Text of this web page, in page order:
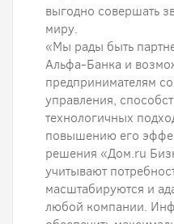
выгодно совершать
миру.
«Мы рады быть
Альфа-Банка и
предпринимателям
управления,
технологичных
повышению его
решения «Дом.ru
учитывают
масштабируются и
любой компании.